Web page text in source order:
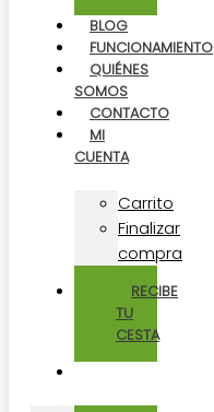
BLOG
FUNCIONAMIENTO
QUIÉNES
SOMOS
CONTACTO
MI
CUENTA
Carrito
Finalizar
compra
RECIBE
TU
CESTA